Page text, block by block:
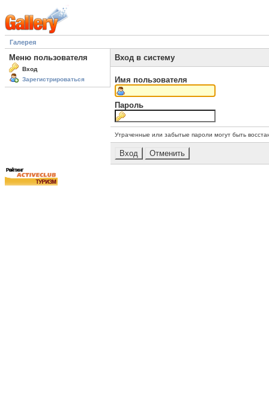
Галерея
Меню пользователя
Вход
Зарегистрироваться
Вход в систему
Имя пользователя
Пароль
Утраченные или забытые пароли могут быть